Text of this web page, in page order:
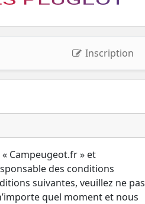
Inscription
Campeugeot.fr » et
des conditions
suivantes, veuillez ne pas
quel moment et nous